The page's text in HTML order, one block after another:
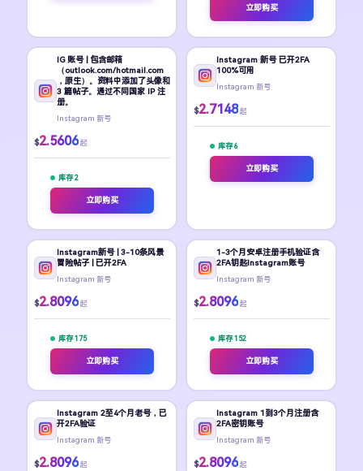
立即购买
IG 账号 | 包含邮箱
（outlook.com/hotmail.com
，原生）。资料中添加了头像和
3 篇帖子。通过不同国家 IP 注
册。
Instagram 新号
$2.5606 起
库存 2
立即购买
Instagram 新号 已开2FA
100%可用
Instagram 新号
$2.7148 起
库存 6
立即购买
Instagram新号 | 3-10条风景
冒险帖子 | 已开2FA
Instagram 新号
$2.8096 起
库存 175
立即购买
1-3个月安卓注册手机验证含
2FA钥匙Instagram账号
Instagram 新号
$2.8096 起
库存 152
立即购买
Instagram 2至4个月老号，已
开2FA验证
Instagram 新号
$2.8096 起
Instagram 1到3个月注册含
2FA密钥账号
Instagram 新号
$2.8096 起